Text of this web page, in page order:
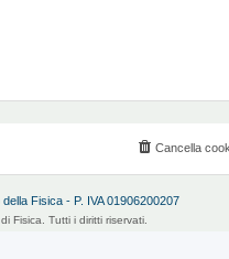
Cancella
Fisica - P. IVA 01906200207
Fisica. Tutti i diritti riservati.